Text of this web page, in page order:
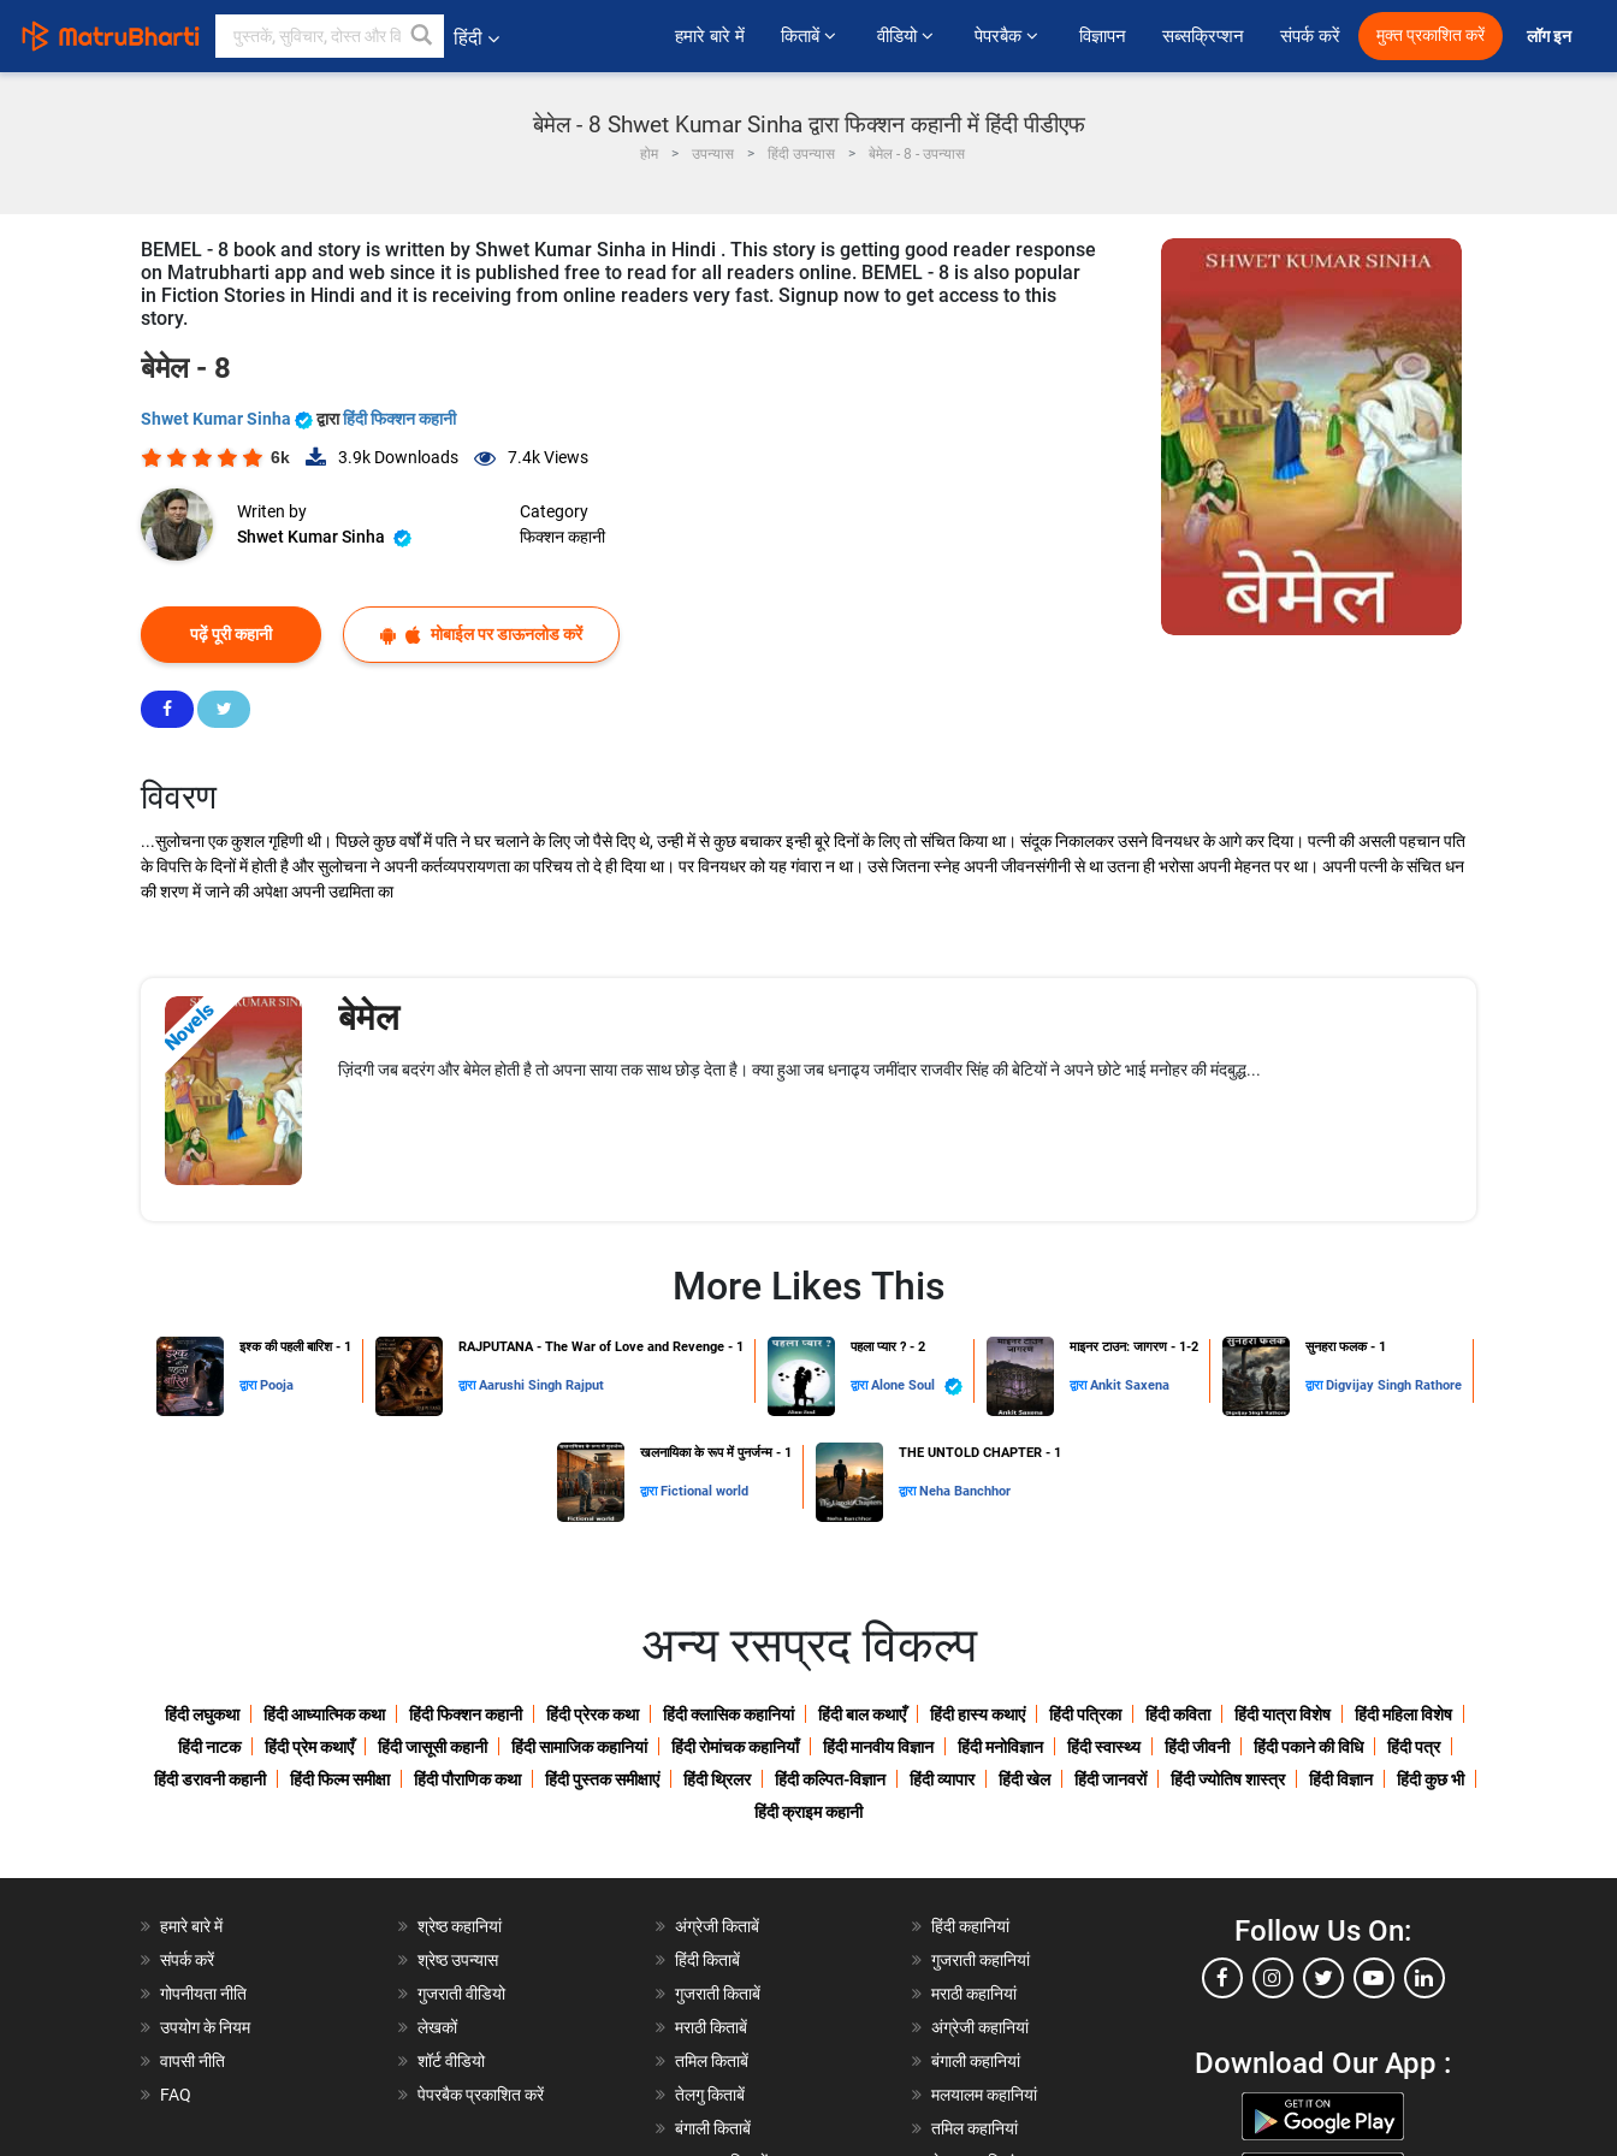
हिंदी हमारे बारे में किताबें वीडियो पेपरबैक विज्ञापन सब्सक्रिप्शन संपर्क करें मुक्त प्रकाशित करें लॉग इन
बेमेल - 8 Shwet Kumar Sinha द्वारा फिक्शन कहानी में हिंदी पीडीएफ
होम उपन्यास हिंदी उपन्यास बेमेल - 8 - उपन्यास
BEMEL - 8 book and story is written by Shwet Kumar Sinha in Hindi . This story is getting good reader response
on Matrubharti app and web since it is published free to read for all readers online. BEMEL - 8 is also popular
in Fiction Stories in Hindi and it is receiving from online readers very fast. Signup now to get access to this
story.
बेमेल - 8
Shwet Kumar Sinha द्वाराहिंदी फिक्शन कहानी
6k 3.9k Downloads 7.4kViews
Writen by
Shwet Kumar Sinha
Category
फिक्शन कहानी
पढ़ें पूरी कहानी मोबाईल पर डाऊनलोड करें
विवरण
...सुलोचना एक कुशल गृहिणी थी। पिछले कुछ वर्षों में पति ने घर चलाने के लिए जो पैसे दिए थे, उन्ही में से कुछ बचाकर इन्ही बूरे दिनों के लिए तो संचित किया था। संदूक निकालकर उसने विनयधर के आगे कर दिया। पत्नी की असली पहचान पति
के विपत्ति के दिनों में होती है और सुलोचना ने अपनी कर्तव्यपरायणता का परिचय तो दे ही दिया था। पर विनयधर को यह गंवारा न था। उसे जितना स्नेह अपनी जीवनसंगीनी से था उतना ही भरोसा अपनी मेहनत पर था। अपनी पत्नी के संचित धन
की शरण में जाने की अपेक्षा अपनी उद्यमिता का
Novels बेमेल
ज़िंदगी जब बदरंग और बेमेल होती है तो अपना साया तक साथ छोड़ देता है। क्या हुआ जब धनाढ्य जमींदार राजवीर सिंह की बेटियों ने अपने छोटे भाई मनोहर की मंदबुद्ध...
More Likes This
इश्क की पहली बारिश - 1
द्वारा Pooja
RAJPUTANA - The War of Love and Revenge - 1
द्वाराAarushi Singh Rajput
पहला प्यार ? - 2
द्वाराAlone Soul
माइनर टाउन: जागरण - 1-2
द्वाराAnkit Saxena
सुनहरा फलक - 1
द्वारा Digvijay Singh Rathore
खलनायिका के रूप में पुनर्जन्म - 1
द्वारा Fictional world
THE UNTOLD CHAPTER - 1
द्वारा Neha Banchhor
अन्य रसप्रद विकल्प
हिंदी लघुकथा हिंदी आध्यात्मिक कथा हिंदी फिक्शन कहानी हिंदी प्रेरक कथा हिंदी क्लासिक कहानियां हिंदी बाल कथाएँ हिंदी हास्य कथाएं हिंदी पत्रिका हिंदी कविता हिंदी यात्रा विशेष
हिंदी महिला विशेष
हिंदी नाटक
हिंदी प्रेम कथाएँ हिंदी जासूसी कहानी हिंदी सामाजिक कहानियां हिंदी रोमांचक कहानियाँ हिंदी मानवीय विज्ञान हिंदी मनोविज्ञान हिंदी स्वास्थ्य हिंदी जीवनी हिंदी पकाने की विधि
हिंदी पत्र
हिंदी डरावनी कहानी
हिंदी फिल्म समीक्षा हिंदी पौराणिक कथा हिंदी पुस्तक समीक्षाएं हिंदी थ्रिलर हिंदी कल्पित-विज्ञान हिंदी व्यापार हिंदी खेल हिंदी जानवरों हिंदी ज्योतिष शास्त्र हिंदी विज्ञान
हिंदी कुछ भी
हिंदी क्राइम कहानी
हमारे बारे में
संपर्क करें
गोपनीयता नीति
उपयोग के नियम
वापसी नीति
FAQ
श्रेष्ठ कहानियां
श्रेष्ठ उपन्यास
गुजराती वीडियो
लेखकों
शॉर्ट वीडियो
पेपरबैक प्रकाशित करें
अंग्रेजी किताबें
हिंदी किताबें
गुजराती किताबें
मराठी किताबें
तमिल किताबें
तेलगु किताबें
बंगाली किताबें
हिंदी कहानियां
गुजराती कहानियां
मराठी कहानियां
अंग्रेजी कहानियां
बंगाली कहानियां
मलयालम कहानियां
तमिल कहानियां
Follow Us On:
Download Our App :